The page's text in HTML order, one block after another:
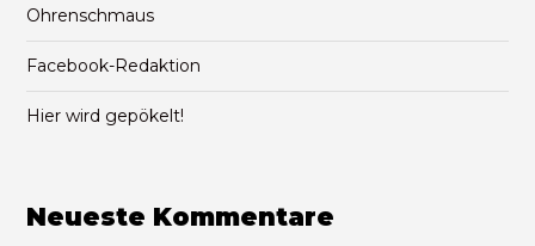
Ohrenschmaus
Facebook-Redaktion
Hier wird gepökelt!
Neueste Kommentare